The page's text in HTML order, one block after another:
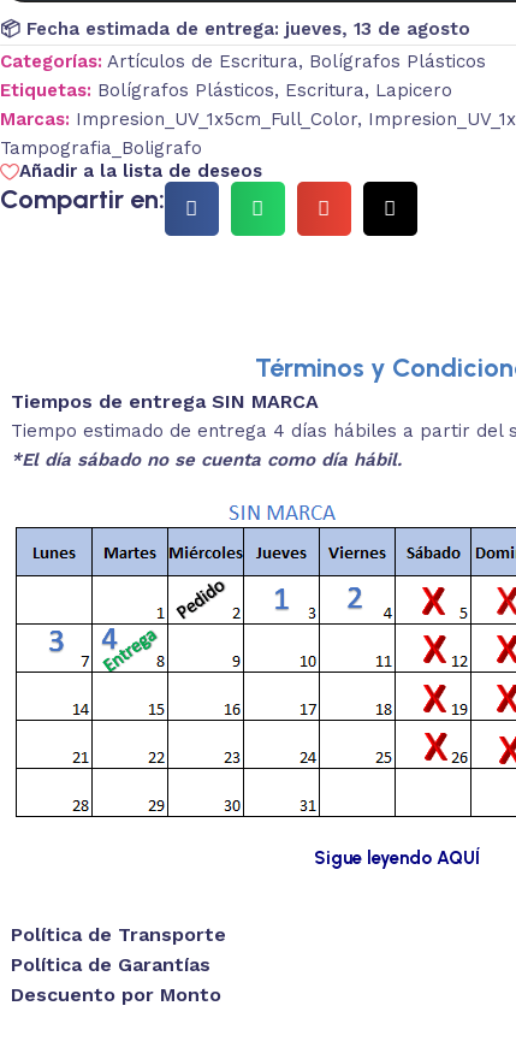
📦 Fecha estimada de entrega: jueves, 13 de agosto
Categorías: Artículos de Escritura, Bolígrafos Plásticos
Etiquetas: Bolígrafos Plásticos, Escritura, Lapicero
Marcas: Impresion_UV_1x5cm_Full_Color,
Tampografia_Boligrafo
Añadir a la lista de deseos
Compartir en:
Descripciones breves y medidas aproximadas.
REVISA
estás buscando.
Términos y
Tiempos de entrega SIN MARCA
Tiempo estimado de entrega 4 días hábiles a partir del
*El día sábado no se cuenta como día hábil.
Sigue leyendo AQUÍ
Política de Transporte
Política de Garantías
Descuento por Monto